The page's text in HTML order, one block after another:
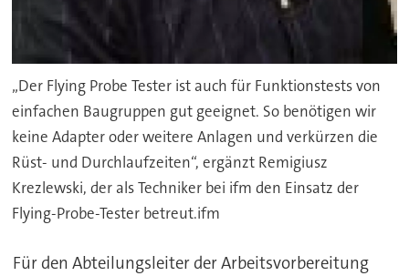
„Der Flying Probe Tester ist auch für Funktionstests von
einfachen Baugruppen gut geeignet. So benötigen wir
keine Adapter oder weitere Anlagen und verkürzen die
Rüst- und Durchlaufzeiten“, ergänzt Remigiusz
Krezlewski, der als Techniker bei ifm den Einsatz der
Flying-Probe-Tester betreut.ifm
Für den Abteilungsleiter der Arbeitsvorbereitung